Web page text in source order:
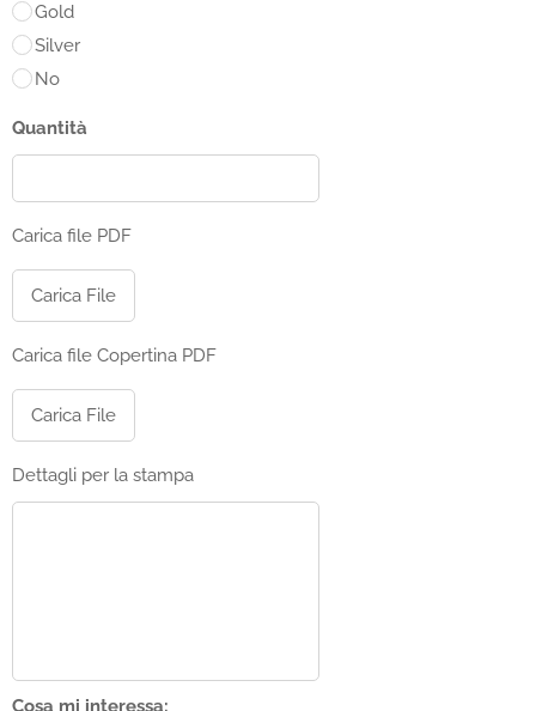
Gold
Silver
No
Quantità
Carica file PDF
Carica File
Carica file Copertina PDF
Carica File
Dettagli per la stampa
Cosa mi interessa: